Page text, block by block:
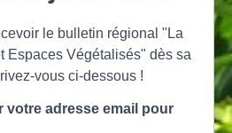
le bulletin régional "La
Espaces Végétalisés" dès sa
vous ci-dessous !
votre adresse email pour